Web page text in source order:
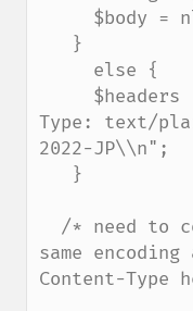
Type: text/
2022-JP\\n";
same
Content-Type